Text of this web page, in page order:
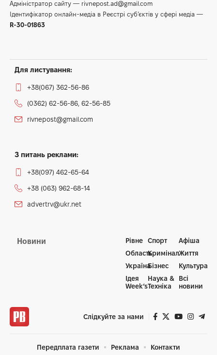
Адміністратор сайту — rivnepost.ad@gmail.com
Ідентифікатор онлайн-медіа в Реєстрі суб’єктів у сфері медіа —
R-30-01863
Для листування:
+38(067) 362-56-86
(0362) 62-56-86, 62-56-85
rivnepost@gmail.com
З питань реклами:
+38(097) 462-65-64
+38 (063) 962-68-14
advertrv@ukr.net
Новини
Рівне
Область
Україна
Ідея
Week’s
Спорт
Кримінал
Бізнес
Наука &
Техніка
Афіша
Життя
Культура
Всі
новини
Слідкуйте за нами
Передплата газети Реклама Контакти